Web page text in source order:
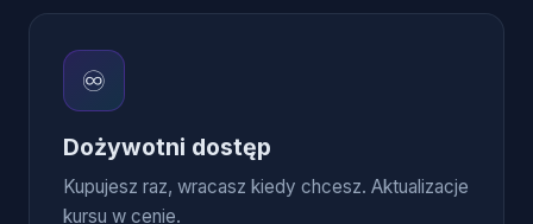
♾️
Dożywotni dostęp
Kupujesz raz, wracasz kiedy chcesz. Aktualizacje
kursu w cenie.